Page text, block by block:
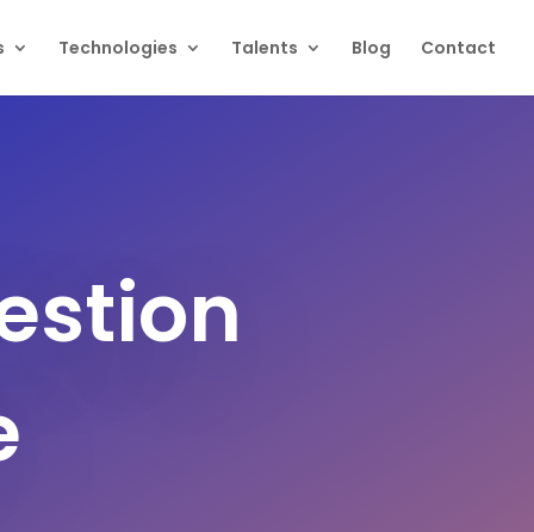
Technologies Talents Blog Contact